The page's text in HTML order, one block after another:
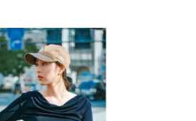
上の
家族
旅】
を